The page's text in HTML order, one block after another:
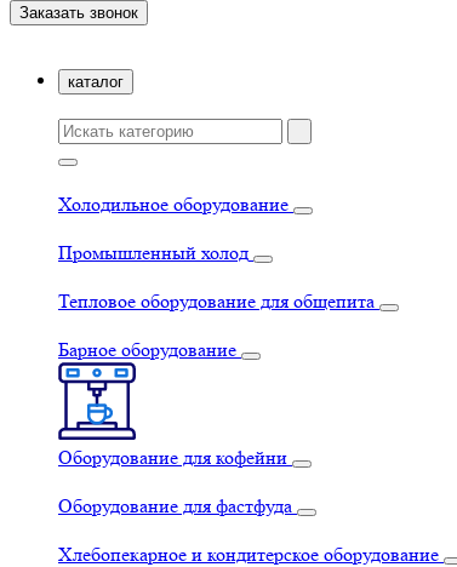
Заказать звонок
каталог
Холодильное оборудование
Промышленный холод
Тепловое оборудование для общепита
Барное оборудование
Оборудование для кофейни
Оборудование для фастфуда
Хлебопекарное и кондитерское оборудование